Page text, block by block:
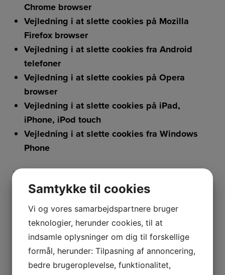
Chrome browser
Vejledning i at slette cookies på Mozilla
Firefox browser
Vejledning i at slette cookies fra Android
telefoner
Vejledning i at slette cookies på Opera
browser
Vejledning i at slette cookies på iPad,
iPhone, iPod touch
Vejledning i at slette cookies fra Windows
Phone
Hvad sker der hvis du ikke
accepterer eller sletter
cookies
Hvis du vælger at blokere for alle cookies eller sletter
eksisterende cookies på din computer, kan du stadig læse tekst
på wannashine.dk. Dog kan der være funktioner og services du
ikke kan bruge, fordi de forudsætter, at webstedet kan huske de
valg du foretager.
Samtykke til cookies
Vi og vores samarbejdspartnere bruger
teknologier, herunder cookies, til at
indsamle oplysninger om dig til forskellige
formål, herunder: Tilpasning af annoncering,
bedre brugeroplevelse, funktionalitet,